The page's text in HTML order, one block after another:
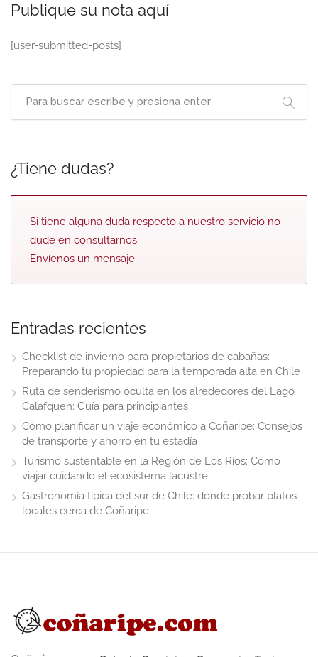
Publique su nota aquí
[user-submitted-posts]
¿Tiene dudas?
Si tiene alguna duda respecto a nuestro servicio no
dude en consultarnos.
Envíenos un mensaje
Entradas recientes
Checklist de invierno para propietarios de cabañas:
Preparando tu propiedad para la temporada alta en Chile
Ruta de senderismo oculta en los alrededores del Lago
Calafquen: Guía para principiantes
Cómo planificar un viaje económico a Coñaripe: Consejos
de transporte y ahorro en tu estadía
Turismo sustentable en la Región de Los Ríos: Cómo
viajar cuidando el ecosistema lacustre
Gastronomía típica del sur de Chile: dónde probar platos
locales cerca de Coñaripe